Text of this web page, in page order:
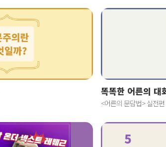
똑똑한 어른의 대
<어른의 문답법> 실전편